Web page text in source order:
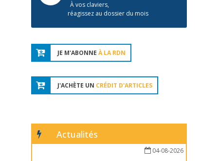
À vos claviers,
réagissez au dossier du mois
JE M'ABONNE À LA RDN
J'ACHÈTE UN CRÉDIT D'ARTICLES
Actualités
04-08-2026